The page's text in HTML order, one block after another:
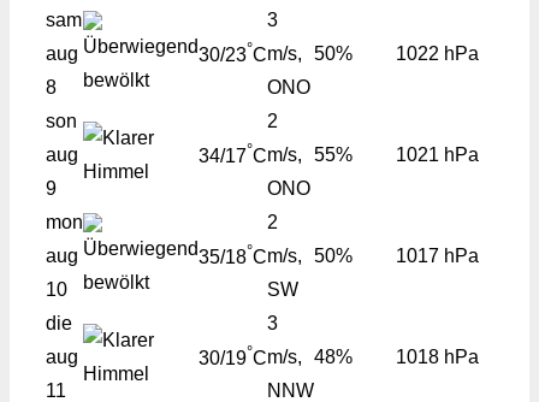
sam
aug
8
30/23°C
3
m/s,
ONO
50% 1022 hPa
son
aug
9
34/17°C
2
m/s,
ONO
55% 1021 hPa
mon
aug
10
35/18°C
2
m/s,
SW
50% 1017 hPa
die
aug
11
30/19°C
3
m/s,
NNW
48% 1018 hPa